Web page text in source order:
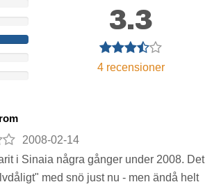
3.3
4recensioner
2008-02-14
i Sinaia några gånger under 2008. Det
med snö just nu - men ändå helt